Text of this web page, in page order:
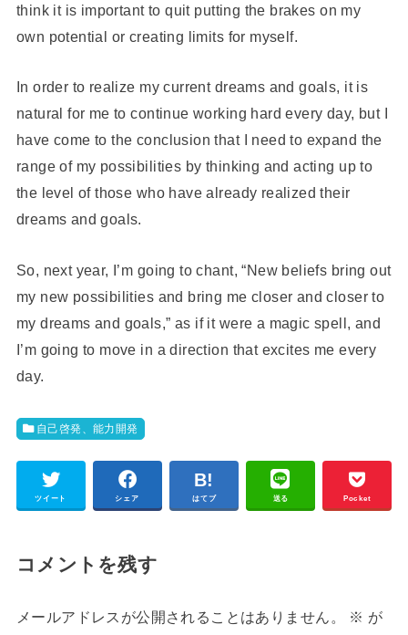
think it is important to quit putting the brakes on my
own potential or creating limits for myself.
In order to realize my current dreams and goals, it is
natural for me to continue working hard every day, but I
have come to the conclusion that I need to expand the
range of my possibilities by thinking and acting up to
the level of those who have already realized their
dreams and goals.
So, next year, I’m going to chant, “New beliefs bring out
my new possibilities and bring me closer and closer to
my dreams and goals,” as if it were a magic spell, and
I’m going to move in a direction that excites me every
day.
自己啓発、能力開発
ツイート シェア はてブ 送る Pocket
コメントを残す
メールアドレスが公開されることはありません。 ※ が